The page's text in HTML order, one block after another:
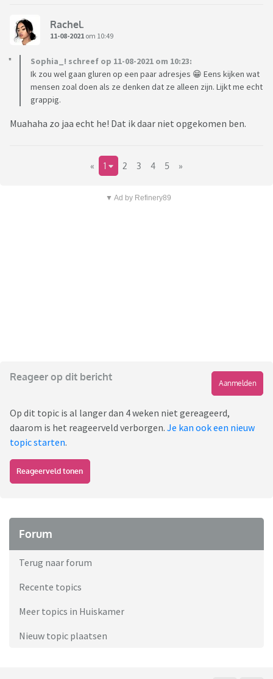
Rachel.
11-08-2021 om 10:49
Sophia_! schreef op 11-08-2021 om 10:23:
Ik zou wel gaan gluren op een paar adresjes 😁 Eens kijken wat
mensen zoal doen als ze denken dat ze alleen zijn. Lijkt me echt
grappig.
Muahaha zo jaa echt he! Dat ik daar niet opgekomen ben.
« 1 2 3 4 5 »
▼ Ad by Refinery89
Reageer op dit bericht
Aanmelden
Op dit topic is al langer dan 4 weken niet gereageerd,
daarom is het reageerveld verborgen. Je kan ook een nieuw
topic starten.
Reageerveld tonen
Forum
Terug naar forum
Recente topics
Meer topics in Huiskamer
Nieuw topic plaatsen